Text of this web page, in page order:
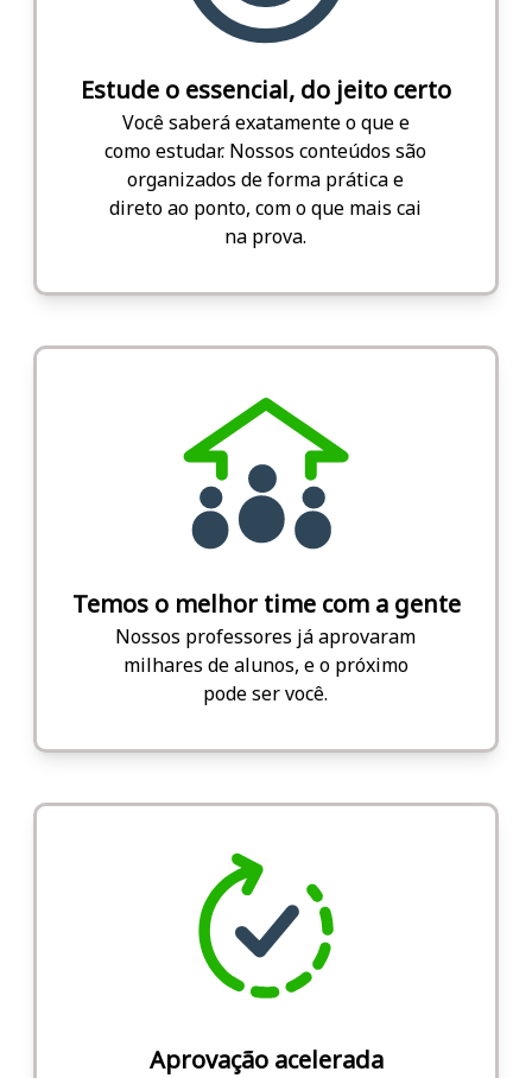
Estude o essencial, do jeito certo
Você saberá exatamente o que e
como estudar. Nossos conteúdos são
organizados de forma prática e
direto ao ponto, com o que mais cai
na prova.
Temos o melhor time com a gente
Nossos professores já aprovaram
milhares de alunos, e o próximo
pode ser você.
Aprovação acelerada